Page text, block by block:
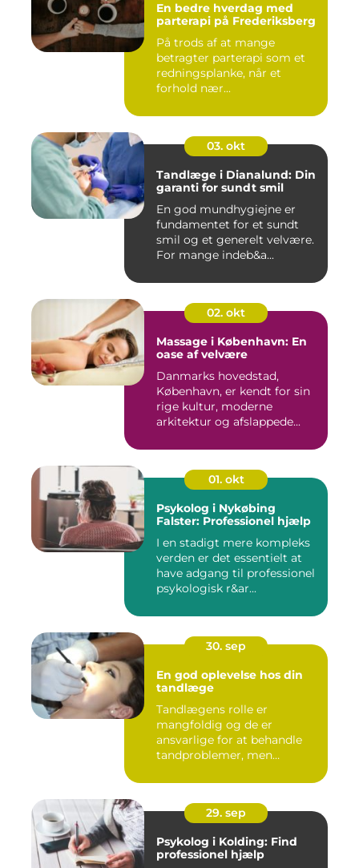
En bedre hverdag med
parterapi på Frederiksberg
På trods af at mange
betragter parterapi som et
redningsplanke, når et
forhold nær...
03. okt
Tandlæge i Dianalund: Din
garanti for sundt smil
En god mundhygiejne er
fundamentet for et sundt
smil og et generelt velvære.
For mange indeb&a...
02. okt
Massage i København: En
oase af velvære
Danmarks hovedstad,
København, er kendt for sin
rige kultur, moderne
arkitektur og afslappede...
01. okt
Psykolog i Nykøbing
Falster: Professionel hjælp
I en stadigt mere kompleks
verden er det essentielt at
have adgang til professionel
psykologisk r&ar...
30. sep
En god oplevelse hos din
tandlæge
Tandlægens rolle er
mangfoldig og de er
ansvarlige for at behandle
tandproblemer, men
29. sep
Psykolog i Kolding: Find
professionel hjælp